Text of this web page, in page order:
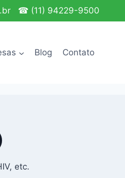
☎ (11) 94229-9500
Blog Contato
etc.